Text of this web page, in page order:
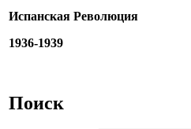
Испанская Революция
1936-1939
Поиск